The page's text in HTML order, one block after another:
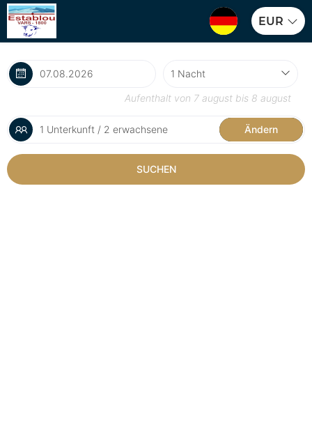
EUR
Aufenthalt von 7 august bis 8 august
1 Unterkunft / 2 erwachsene Ändern